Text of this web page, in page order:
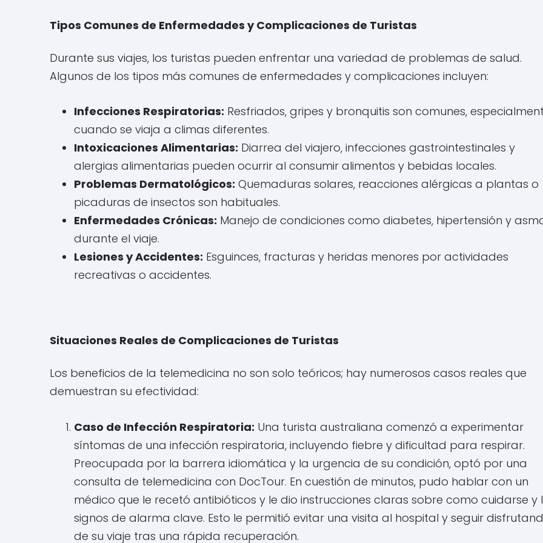
Tipos Comunes de Enfermedades y Complicaciones de Turistas
Durante sus viajes, los turistas pueden enfrentar una variedad de problemas de salud.
Algunos de los tipos más comunes de enfermedades y complicaciones incluyen:
Infecciones Respiratorias: Resfriados, gripes y bronquitis son comunes,
cuando se viaja a climas diferentes.
Intoxicaciones Alimentarias: Diarrea del viajero, infecciones gastrointestinales y
alergias alimentarias pueden ocurrir al consumir alimentos y bebidas locales.
Problemas Dermatológicos: Quemaduras solares, reacciones alérgicas a plantas o
picaduras de insectos son habituales.
Enfermedades Crónicas: Manejo de condiciones como diabetes, hipertensión y
durante el viaje.
Lesiones y Accidentes: Esguinces, fracturas y heridas menores por actividades
recreativas o accidentes.
Situaciones Reales de Complicaciones de Turistas
Los beneficios de la telemedicina no son solo teóricos; hay numerosos casos reales que
demuestran su efectividad:
Caso de Infección Respiratoria: Una turista australiana comenzó a experimentar
síntomas de una infección respiratoria, incluyendo fiebre y dificultad para respirar.
Preocupada por la barrera idiomática y la urgencia de su condición, optó por una
consulta de telemedicina con DocTour. En cuestión de minutos, pudo hablar con un
médico que le recetó antibióticos y le dio instrucciones claras sobre como cuidarse y
signos de alarma clave. Esto le permitió evitar una visita al hospital y seguir
de su viaje tras una rápida recuperación.